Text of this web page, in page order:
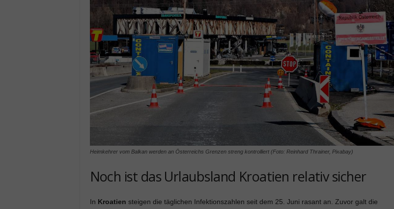
Heimkehrer vom Balkan werden an Österreichs Grenzen streng kontrolliert (Foto: Reinhard Thrainer, Pixabay)
Noch ist das Urlaubsland Kroatien relativ sicher
In Kroatien steigen die täglichen Infektionszahlen seit dem 25. Juni rasant an. Zuvor galt die